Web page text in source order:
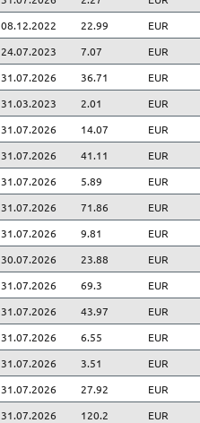
08.12.2022 22.99 EUR
24.07.2023 7.07 EUR
31.07.2026 36.71 EUR
31.03.2023 2.01 EUR
31.07.2026 14.07 EUR
31.07.2026 41.11 EUR
31.07.2026 5.89 EUR
31.07.2026 71.86 EUR
31.07.2026 9.81 EUR
30.07.2026 23.88 EUR
31.07.2026 69.3 EUR
31.07.2026 43.97 EUR
31.07.2026 6.55 EUR
31.07.2026 3.51 EUR
31.07.2026 27.92 EUR
31.07.2026 120.2 EUR